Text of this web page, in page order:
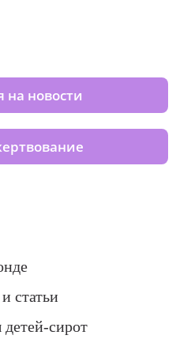
на новости
статьи
сирот